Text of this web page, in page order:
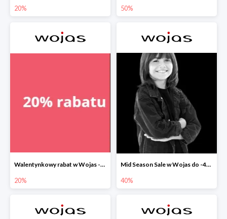
20% 50%
Walentynkowy rabat w Wojas -20%
20%
Mid Season Sale w Wojas do -40%
40%